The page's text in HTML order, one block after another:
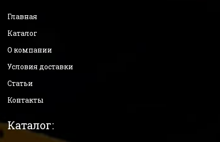
Главная
Каталог
О компании
Условия доставки
Статьи
Контакты
Каталог: